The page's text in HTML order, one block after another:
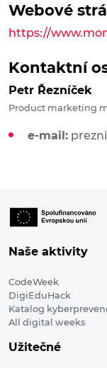
Webové
https://
Kontaktní
Petr Řezníček
Product marketing
e-mail:
Naše aktivity
CodeWeek
DigiEduHack
Katalog
All digital weeks
Užitečné